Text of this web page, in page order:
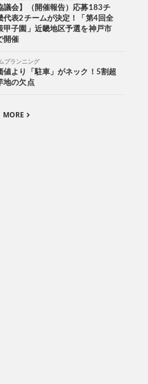
議会】（開催報告）応募183チ
代表2チームが決定！「第4回全
甲子園」近畿地区予選を神戸市
開催
プランニング
値より「駐車」がネック！5割超
地の欠点
MORE